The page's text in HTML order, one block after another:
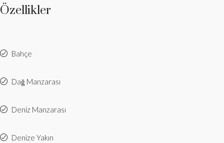
Özellikler
Bahçe
Dağ Manzarası
Deniz Manzarası
Denize Yakın